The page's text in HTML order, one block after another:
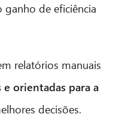
de eficiência
relatórios manuais
e orientadas para a
decisões.